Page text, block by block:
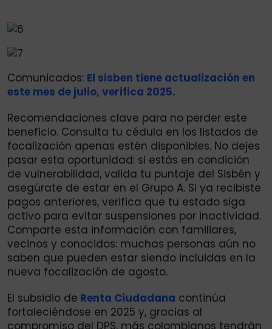
Comunicados: El sisben tiene actualización en
este mes de julio, verifica 2025.
Recomendaciones clave para no perder este
beneficio. Consulta tu cédula en los listados de
focalización apenas estén disponibles. No dejes
pasar esta oportunidad: si estás en condición
de vulnerabilidad, valida tu puntaje del Sisbén y
asegúrate de estar en el Grupo A. Si ya recibiste
pagos anteriores, verifica que tu estado siga
activo para evitar suspensiones por inactividad.
Comparte esta información con familiares,
vecinos y conocidos: muchas personas aún no
saben que pueden estar siendo incluidas en la
nueva focalización de agosto.
El subsidio de Renta Ciudadana continúa
fortaleciéndose en 2025 y, gracias al
compromiso del DPS, más colombianos tendrán